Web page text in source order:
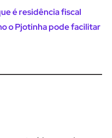
é residência fiscal
o Pjotinha pode facilitar